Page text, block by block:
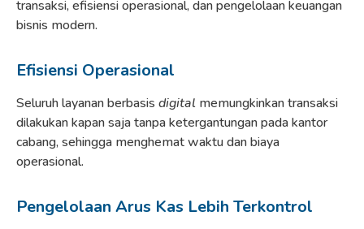
transaksi, efisiensi operasional, dan pengelolaan keuangan
bisnis modern.
Efisiensi Operasional
Seluruh layanan berbasis digital memungkinkan transaksi
dilakukan kapan saja tanpa ketergantungan pada kantor
cabang, sehingga menghemat waktu dan biaya
operasional.
Pengelolaan Arus Kas Lebih Terkontrol